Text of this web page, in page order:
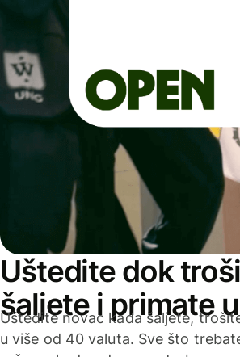
Uštedite dok
šaljete i primate
Uštedite novac kada šaljete,
u više od 40 valuta. Sve što